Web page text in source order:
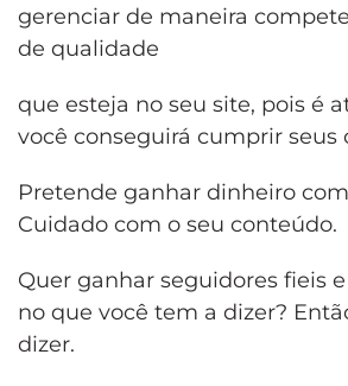
gerenciar de maneira
de qualidade
que esteja no seu site, pois é
você conseguirá cumprir seus
Pretende ganhar dinheiro
Cuidado com o seu conteúdo.
Quer ganhar seguidores fieis
no que você tem a dizer?
dizer.